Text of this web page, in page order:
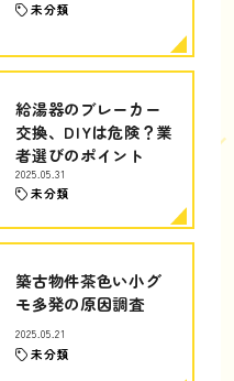
未分類
給湯器のブレーカー
交換、DIYは危険？業
者選びのポイント
2025.05.31
未分類
築古物件茶色い小グ
モ多発の原因調査
2025.05.21
未分類